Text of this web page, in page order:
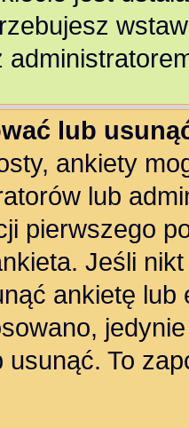
lub
ankiety
lub
pierwszego
Jeśli
ankietę
usunąć. To